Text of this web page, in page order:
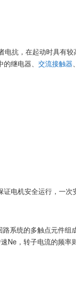
抗，在起动时具有
继电器、 交流接触器、
电机安全运行，一次
路系统的多触点元件组
Ne，转子电流的频